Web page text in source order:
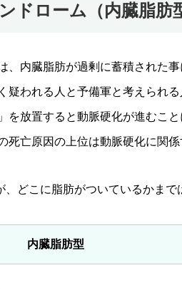
ドローム（内臓脂肪
、内臓脂肪が過剰に蓄積された
疑われる人と予備軍と考えられ
を放置すると動脈硬化が進むこ
死亡原因の上位は動脈硬化に関係
、どこに脂肪がついているかま
内臓脂肪型